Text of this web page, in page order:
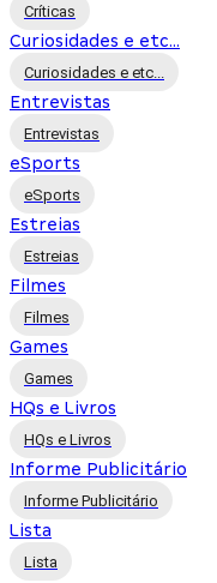
Críticas
Curiosidades e etc...
Curiosidades e etc...
Entrevistas
Entrevistas
eSports
eSports
Estreias
Estreias
Filmes
Filmes
Games
Games
HQs e Livros
HQs e Livros
Informe Publicitário
Informe Publicitário
Lista
Lista